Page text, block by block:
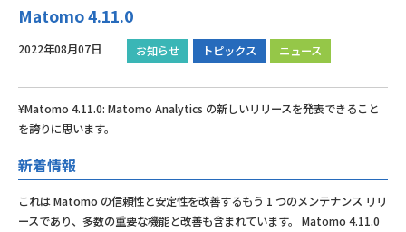
Matomo 4.11.0
2022年08月07日 お知らせ トピックス ニュース
¥Matomo 4.11.0: Matomo Analytics の新しいリリースを発表できること
を誇りに思います。
新着情報
これは Matomo の信頼性と安定性を改善するもう 1 つのメンテナンス リリ
ースであり、多数の重要な機能と改善も含まれています。 Matomo 4.11.0